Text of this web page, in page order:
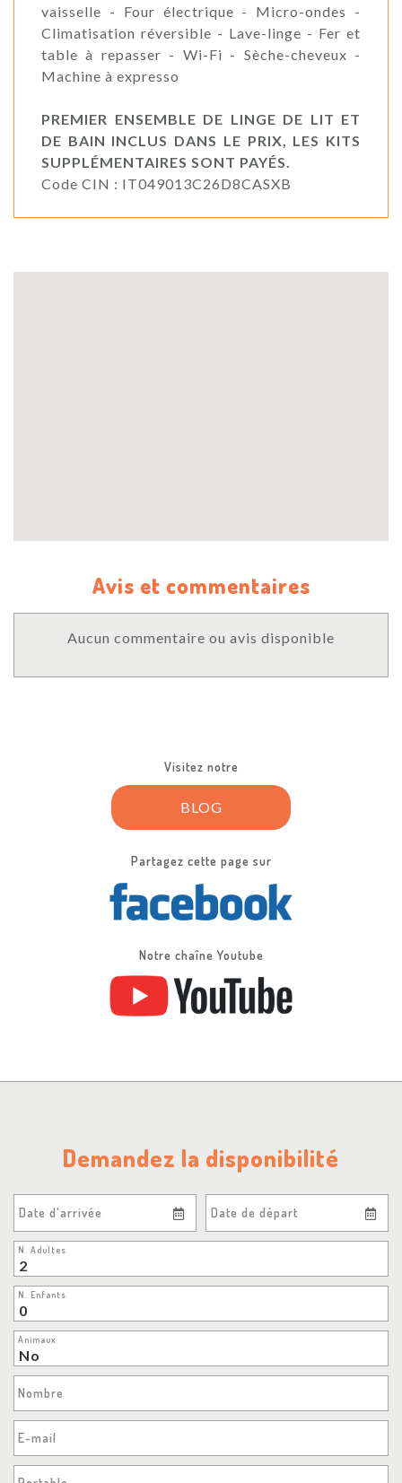
vaisselle - Four électrique - Micro-ondes -
Climatisation réversible - Lave-linge - Fer et
table à repasser - Wi-Fi - Sèche-cheveux -
Machine à expresso
PREMIER ENSEMBLE DE LINGE DE LIT ET
DE BAIN INCLUS DANS LE PRIX, LES KITS
SUPPLÉMENTAIRES SONT PAYÉS.
Code CIN : IT049013C26D8CASXB
Avis et commentaires
Aucun commentaire ou avis disponible
Visitez notre
BLOG
Partagez cette page sur
Notre chaîne Youtube
Demandez la disponibilité
Date d'arrivée Date de départ
N. Adultes
N. Enfants
Animaux
Nombre
E-mail